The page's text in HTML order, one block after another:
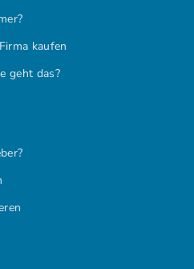
kaufen
geht das?